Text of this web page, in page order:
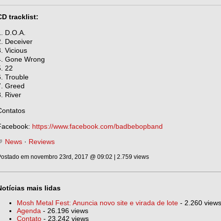
tracklist:
D.O.A.
Deceiver
Vicious
Gone Wrong
22
Trouble
Greed
River
https://www.facebook.com/badbebopband
News · Reviews
em novembro 23rd, 2017 @ 09:02 | 2.759 views
mais lidas
Mosh Metal Fest: Anuncia novo site e virada de lote - 2.260 views
Agenda - 26.196 views
Contato - 23.242 views